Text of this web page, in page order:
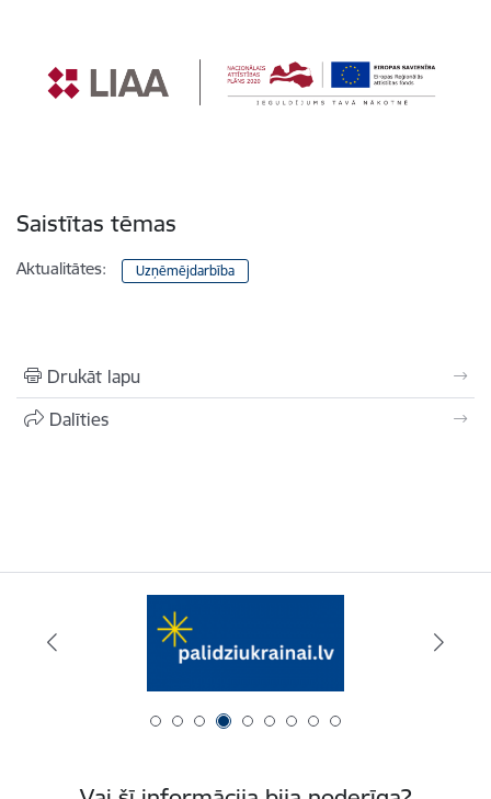
Saistītas tēmas
Aktualitātes: Uzņēmējdarbība
Drukāt lapu
Dalīties